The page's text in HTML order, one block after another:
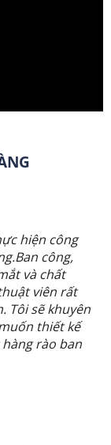
đúcđã thực
chóng.
mắt và
thuật viên
Tôi sẽ giới
ai muốn
cổng đẹp